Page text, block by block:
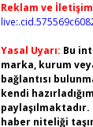
Reklam ve
Yasal Uyarı: Bu
marka, kurum
bağlantısı
kendi
haber niteliği